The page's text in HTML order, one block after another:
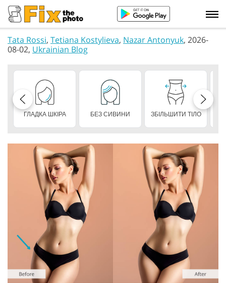
Tata Rossi, Tetiana Kostylieva, Nazar Antonyuk, 2026-
08-02, Ukrainian Blog
ГЛАДКА ШКІРА БЕЗ СИВИНИ ЗБІЛЬШИТИ ТІЛО